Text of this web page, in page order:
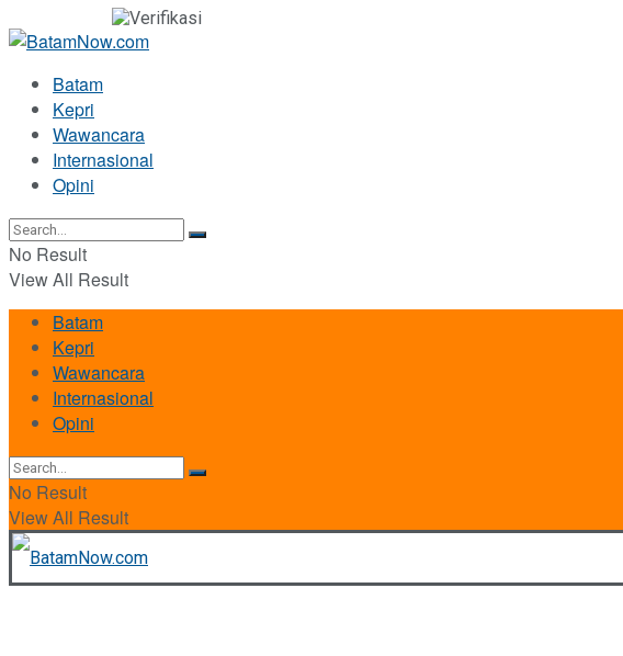
Batam
Kepri
Wawancara
Internasional
Opini
No Result
View All Result
Batam
Kepri
Wawancara
Internasional
Opini
No Result
View All Result